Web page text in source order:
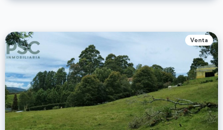
Venta